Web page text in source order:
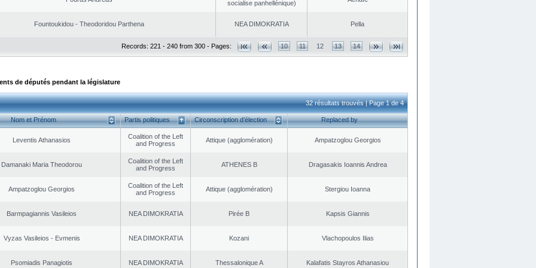
socialise panhellénique)
Fountoukidou - Theodoridou Parthena NEA DΙMOKRATIA Pella
Records: 221 - 240 from 300 - Pages: 10 11 12 13 14
de députés pendant la législature
32 résultats trouvés | Page 1 de 4
Nom et Prénom Partis politiques Circonscription d’élection Replaced by
Leventis Athanasios
Coalition of the Left
and Progress
Αttique (agglomération) Ampatzoglou Georgios
Damanaki Maria Theodorou
Coalition of the Left
and Progress
ATHENES Β Dragasakis Ioannis Andrea
Ampatzoglou Georgios
Coalition of the Left
and Progress
Αttique (agglomération) Stergiou Ioanna
Barmpagiannis Vasileios NEA DΙMOKRATIA Pirée B Kapsis Giannis
Vyzas Vasileios - Evmenis NEA DΙMOKRATIA Kozani Vlachopoulos Ilias
Psomiadis Panagiotis NEA DΙMOKRATIA Thessalonique A Kalafatis Stayros Athanasiou